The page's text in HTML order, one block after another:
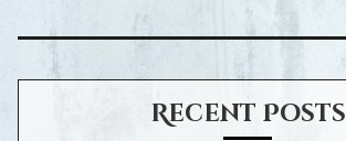
Recent Posts